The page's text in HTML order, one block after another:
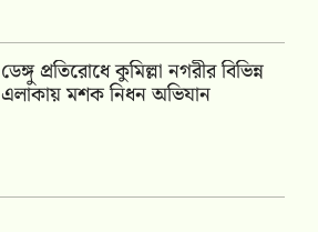
ডেঙ্গু প্রতিরোধে কুমিল্লা নগরীর বিভিন্ন
এলাকায় মশক নিধন অভিযান